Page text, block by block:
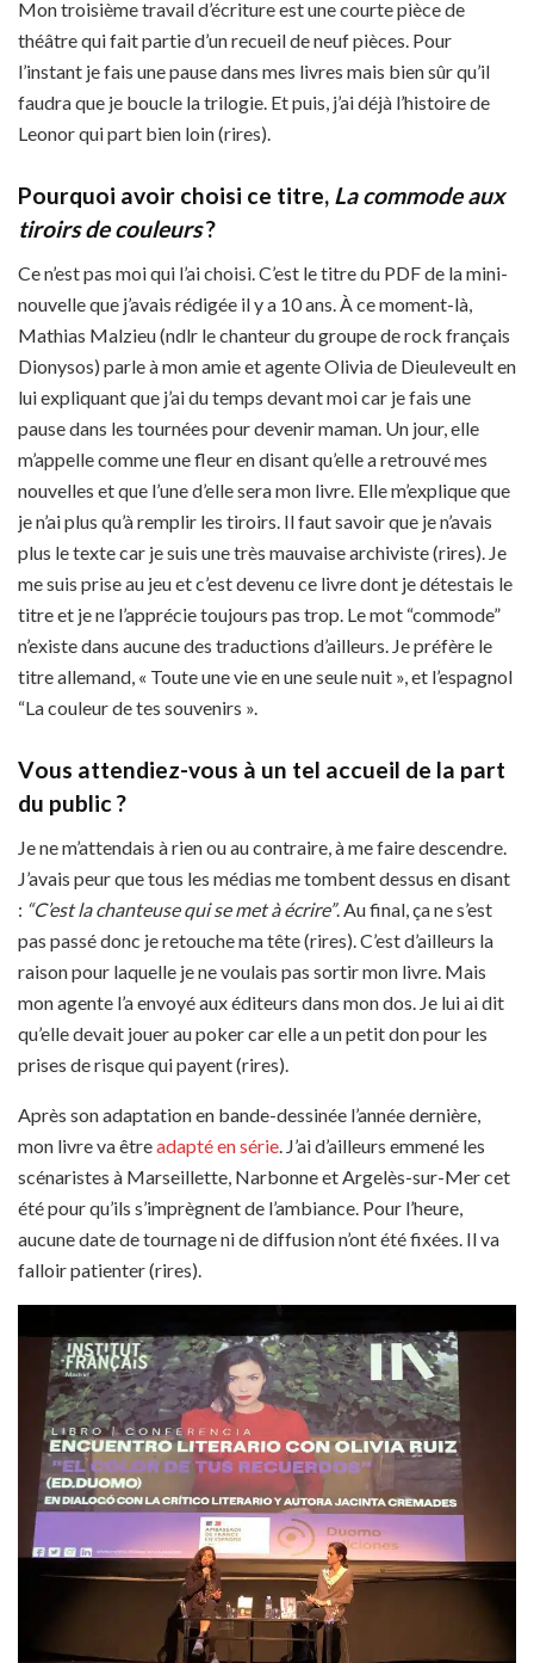
Mon troisième travail d’écriture est une courte pièce de
théâtre qui fait partie d’un recueil de neuf pièces. Pour
l’instant je fais une pause dans mes livres mais bien sûr qu’il
faudra que je boucle la trilogie. Et puis, j’ai déjà l’histoire de
Leonor qui part bien loin (rires).
Pourquoi avoir choisi ce titre, La commode aux
tiroirs de couleurs?
Ce n’est pas moi qui l’ai choisi. C’est le titre du PDF de la mini-
nouvelle que j’avais rédigée il y a 10 ans. À ce moment-là,
Mathias Malzieu (ndlr le chanteur du groupe de rock français
Dionysos) parle à mon amie et agente Olivia de Dieuleveult en
lui expliquant que j’ai du temps devant moi car je fais une
pause dans les tournées pour devenir maman. Un jour, elle
m’appelle comme une fleur en disant qu’elle a retrouvé mes
nouvelles et que l’une d’elle sera mon livre. Elle m’explique que
je n’ai plus qu’à remplir les tiroirs. Il faut savoir que je n’avais
plus le texte car je suis une très mauvaise archiviste (rires). Je
me suis prise au jeu et c’est devenu ce livre dont je détestais le
titre et je ne l’apprécie toujours pas trop. Le mot “commode”
n’existe dans aucune des traductions d’ailleurs. Je préfère le
titre allemand, « Toute une vie en une seule nuit », et l’espagnol
“La couleur de tes souvenirs ».
Vous attendiez-vous à un tel accueil de la part
du public ?
Je ne m’attendais à rien ou au contraire, à me faire descendre.
J’avais peur que tous les médias me tombent dessus en disant
: “C’est la chanteuse qui se met à écrire”. Au final, ça ne s’est
pas passé donc je retouche ma tête (rires). C’est d’ailleurs la
raison pour laquelle je ne voulais pas sortir mon livre. Mais
mon agente l’a envoyé aux éditeurs dans mon dos. Je lui ai dit
qu’elle devait jouer au poker car elle a un petit don pour les
prises de risque qui payent (rires).
Après son adaptation en bande-dessinée l’année dernière,
mon livre va êtreadapté en série. J’ai d’ailleurs emmené les
scénaristes à Marseillette, Narbonne et Argelès-sur-Mer cet
été pour qu’ils s’imprègnent de l’ambiance. Pour l’heure,
aucune date de tournage ni de diffusion n’ont été fixées. Il va
falloir patienter (rires).